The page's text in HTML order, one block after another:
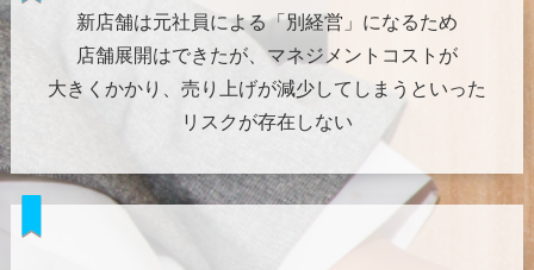
新店舗は元社員による「別経営」になるため
店舗展開はできたが、マネジメントコストが
大きくかかり、売り上げが減少してしまうといった
リスクが存在しない